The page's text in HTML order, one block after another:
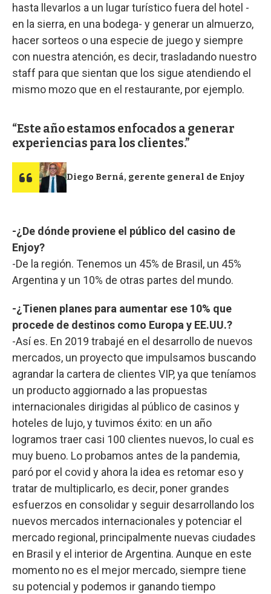
hasta llevarlos a un lugar turístico fuera del hotel -
en la sierra, en una bodega- y generar un almuerzo,
hacer sorteos o una especie de juego y siempre
con nuestra atención, es decir, trasladando nuestro
staff para que sientan que los sigue atendiendo el
mismo mozo que en el restaurante, por ejemplo.
Este año estamos enfocados a generar
experiencias para los clientes.
Diego Berná, gerente general de Enjoy
-¿De dónde proviene el público del casino de
Enjoy?
-De la región. Tenemos un 45% de Brasil, un 45%
Argentina y un 10% de otras partes del mundo.
-¿Tienen planes para aumentar ese 10% que
procede de destinos como Europa y EE.UU.?
-Así es. En 2019 trabajé en el desarrollo de nuevos
mercados, un proyecto que impulsamos buscando
agrandar la cartera de clientes VIP, ya que teníamos
un producto aggiornado a las propuestas
internacionales dirigidas al público de casinos y
hoteles de lujo, y tuvimos éxito: en un año
logramos traer casi 100 clientes nuevos, lo cual es
muy bueno. Lo probamos antes de la pandemia,
paró por el covid y ahora la idea es retomar eso y
tratar de multiplicarlo, es decir, poner grandes
esfuerzos en consolidar y seguir desarrollando los
nuevos mercados internacionales y potenciar el
mercado regional, principalmente nuevas ciudades
en Brasil y el interior de Argentina. Aunque en este
momento no es el mejor mercado, siempre tiene
su potencial y podemos ir ganando tiempo